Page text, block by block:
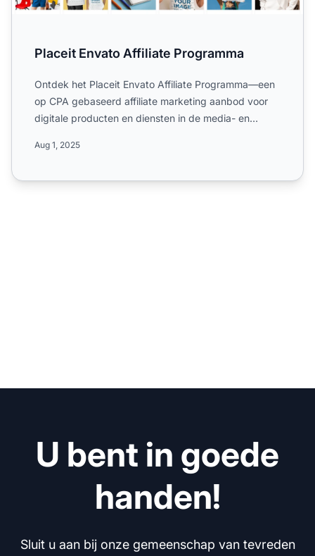
Placeit Envato Affiliate Programma
Ontdek het Placeit Envato Affiliate Programma—een
op CPA gebaseerd affiliate marketing aanbod voor
digitale producten en diensten in de media- en
Aug 1, 2025
U bent in goede
handen!
Sluit u aan bij onze gemeenschap van tevreden